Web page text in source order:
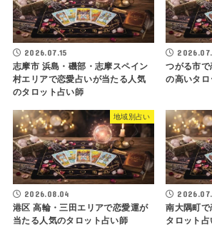
2026.07.15
志摩市 浜島・磯部・志摩スペイン
村エリアで恋愛占いが当たる人気
のタロット占い師
つがる市
の高いタ
地域別占い
2026.08.04
港区 高輪・三田エリアで恋愛運が
当たる人気のタロット占い師
南大隅町
タロット占